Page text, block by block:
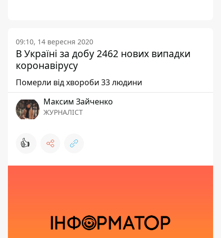
09:10, 14 вересня 2020
В Україні за добу 2462 нових випадки
коронавірусу
Померли від хвороби 33 людини
Максим Зайченко
ЖУРНАЛІСТ
👍